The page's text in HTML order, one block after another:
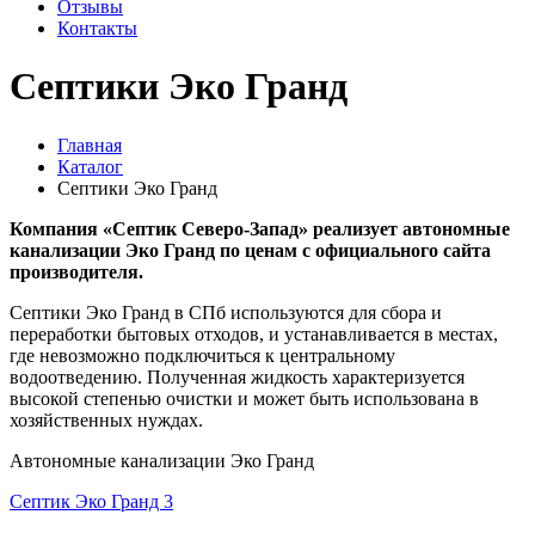
Отзывы
Контакты
Септики Эко Гранд
Главная
Каталог
Септики Эко Гранд
Компания «Септик Северо-Запад» реализует автономные
канализации Эко Гранд по ценам с официального сайта
производителя.
Септики Эко Гранд в СПб используются для сбора и
переработки бытовых отходов, и устанавливается в местах,
где невозможно подключиться к центральному
водоотведению. Полученная жидкость характеризуется
высокой степенью очистки и может быть использована в
хозяйственных нуждах.
Автономные канализации Эко Гранд
Септик Эко Гранд 3